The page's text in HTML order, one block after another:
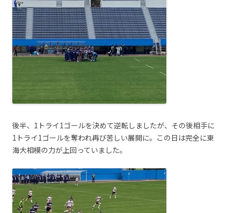
後半、1トライ1ゴールを決めて逆転しましたが、その後相手に
1トライ1ゴールを奪われ再び苦しい展開に。この日は完全に東
海大相模の力が上回っていました。